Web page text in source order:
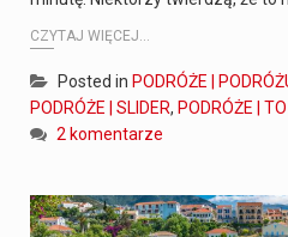
CZYTAJ WIĘCEJ...
Posted in PODRÓŻE |
PODRÓŻE | SLIDER, PODRÓŻE |
2 komentarze